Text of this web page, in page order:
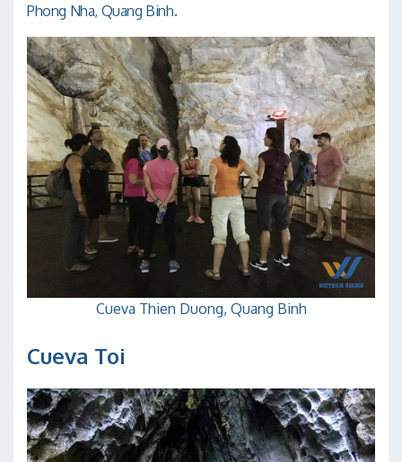
Phong Nha, Quang Binh.
Cueva Thien Duong, Quang Binh
Cueva Toi